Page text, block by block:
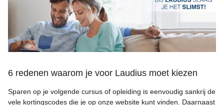
6 redenen waarom je voor Laudius moet kiezen
Sparen op je volgende cursus of opleiding is eenvoudig sankrij de
vele kortingscodes die je op onze website kunt vinden. Daarnaast